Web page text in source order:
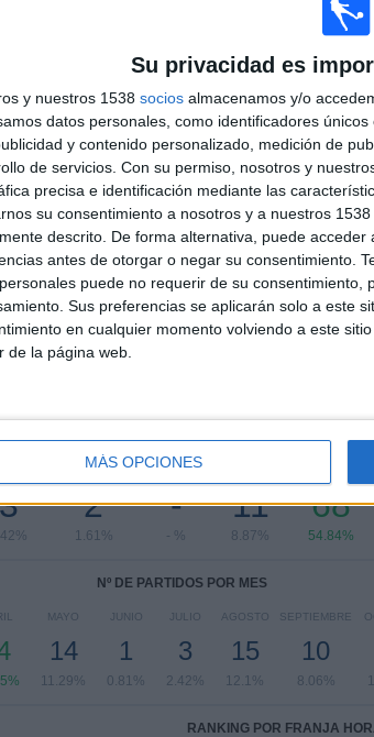
Su privacidad es
y nuestros 1538 socios almacenamos y/o
datos personales, como identificadores
y contenido personalizado, medición de
de servicios. Con su permiso, nosotros y
precisa e identificación mediante las
su consentimiento a nosotros y a nuestros
descrito. De forma alternativa, puede
antes de otorgar o negar su consentimiento.
puede no requerir de su consentimiento,
Sus preferencias se aplicarán solo a este
en cualquier momento volviendo a este
de la página web.
MÁS OPCIONES
2
RANKING POR
123 (99.19%)
Amistoso
1 (0.81%)
Ver ranking completo
Nº DE PARTIDOS POR DÍA DE LA SEMANA
MIÉRCOLES
2
1.61%
JUEVES
-
- %
11
8.87%
68
54.84%
Nº DE PARTIDOS POR MES
MAYO
14
11.29%
JUNIO
1
0.81%
JULIO
3
2.42%
AGOSTO
15
12.1%
SEPTIEMBRE
10
8.06%
RANKING POR FRANJA